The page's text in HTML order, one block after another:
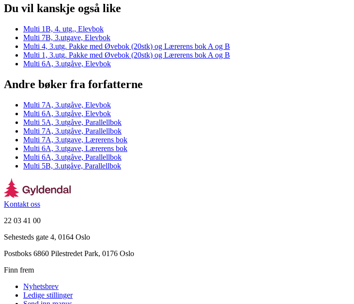
Du vil kanskje også like
Multi 1B, 4. utg., Elevbok
Multi 7B, 3.utgave, Elevbok
Multi 4, 3.utg. Pakke med Øvebok (20stk) og Lærerens bok A og B
Multi 1, 3.utg. Pakke med Øvebok (20stk) og Lærerens bok A og B
Multi 6A, 3.utgåve, Elevbok
Andre bøker fra forfatterne
Multi 7A, 3.utgåve, Elevbok
Multi 6A, 3.utgåve, Elevbok
Multi 5A, 3.utgåve, Parallellbok
Multi 7A, 3.utgåve, Parallellbok
Multi 7A, 3.utgave, Lærerens bok
Multi 6A, 3.utgave, Lærerens bok
Multi 6A, 3.utgåve, Parallellbok
Multi 5B, 3.utgåve, Parallellbok
Kontakt oss
22 03 41 00
Sehesteds gate 4, 0164 Oslo
Postboks 6860 Pilestredet Park, 0176 Oslo
Finn frem
Nyhetsbrev
Ledige stillinger